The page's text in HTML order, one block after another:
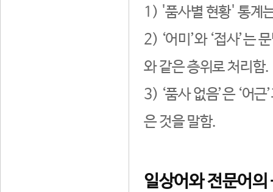
1) '품사별 현황' 통계
2) ‘어미’와 ‘접사’는
와 같은 층위로 처리함.
3) ‘품사 없음’은 ‘어
은 것을 말함.
일상어와 전문어의